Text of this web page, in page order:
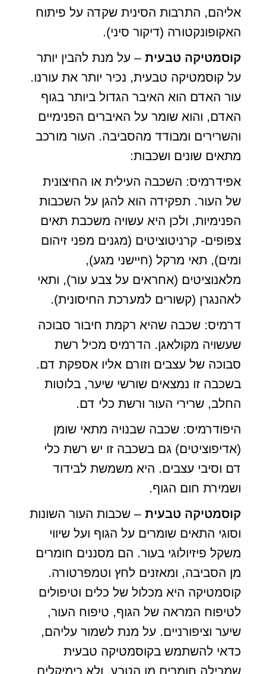
אליהם, התרבות הסינית שקדה על פיתוח
האקופונקטורה (דיקור סיני).
קוסמטיקה טבעית– על מנת להבין יותר
על קוסמטיקה טבעית, נכיר יותר את עורנו.
עור האדם הוא האיבר הגדול ביותר בגוף
האדם, והוא שומר על האיברים הפנימיים
והשרירים ומבודד מהסביבה. העור מורכב
מתאים שונים ושכבות:
אפידרמיס: השכבה העילית או החיצונית
של העור. תפקידה הוא להגן על השכבות
הפנימיות, ולכן היא עשויה משכבת תאים
צפופים- קרניטוציטים (מגנים מפני זיהום
ומים), תאי מרקל (חיישני מגע),
מלאנוציטים (אחראים על צבע עור), ותאי
לאהנגרן (קשורים למערכת החיסונית).
דרמיס: שכבה שהיא רקמת חיבור סבוכה
שעשויה מקולאגן. הדרמיס מכיל רשת
סבוכה של עצבים וזורם אליו אספקת דם.
בשכבה זו נמצאים שורשי שיער, בלוטות
החלב, שרירי העור ורשת כלי דם.
היפודרמיס: שכבה שבנויה מתאי שומן
(אדיפוציטים) גם בשכבה זו יש רשת כלי
דם וסיבי עצבים. היא משמשת לבידוד
ושמירת חום הגוף.
קוסמטיקה טבעית– שכבות העור השונות
וסוגי התאים שומרים על הגוף ועל שיווי
משקל פיזיולוגי בעור. הם מסננים חומרים
מן הסביבה, ומאזנים לחץ וטמפרטורה.
קוסמטיקה היא מכלול של כלים וטיפולים
לטיפוח המראה של הגוף, טיפוח העור,
שיער וציפורניים. על מנת לשמור עליהם,
כדאי להשתמש בקוסמטיקה טבעית
שמכילה חומרים מן הטבע, ולא כימיקלים